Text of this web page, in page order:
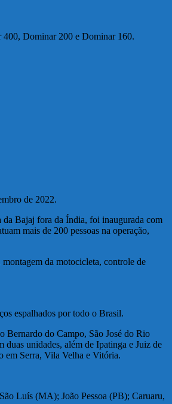
400, Dominar 200 e Dominar 160.
de 2022.
Bajaj fora da Índia, foi inaugurada com
mais de 200 pessoas na operação,
da motocicleta, controle de
espalhados por todo o Brasil.
Bernardo do Campo, São José do Rio
unidades, além de Ipatinga e Juiz de
em Serra, Vila Velha e Vitória.
Luís (MA); João Pessoa (PB); Caruaru,